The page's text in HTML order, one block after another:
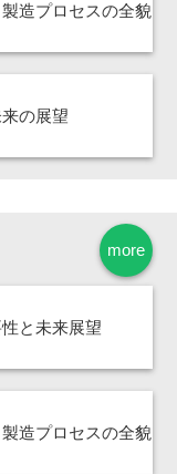
造プロセスの全貌
の展望
more
と未来展望
造プロセスの全貌